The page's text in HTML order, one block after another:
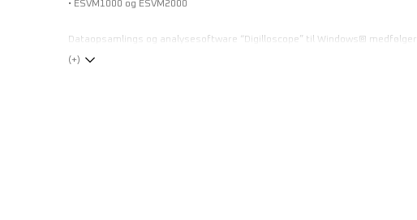
• ESVM1000 og ESVM2000
Dataopsamlings og analysesoftware “Digilloscope” til Windows® medfølger.
(+)